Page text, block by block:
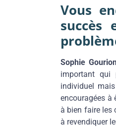
Vous
succès
Sophie
important qui
individuel
encouragées à
à bien faire les
à revendiquer